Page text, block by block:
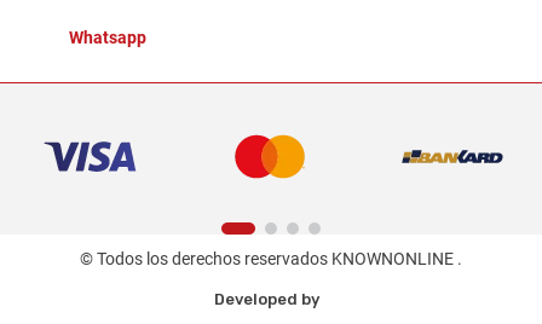
Whatsapp
© Todos los derechos reservados KNOWNONLINE .
Developed by